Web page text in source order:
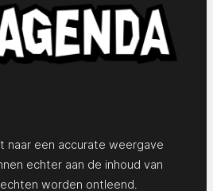
naar een accurate weergave
echter aan de inhoud van
worden ontleend.